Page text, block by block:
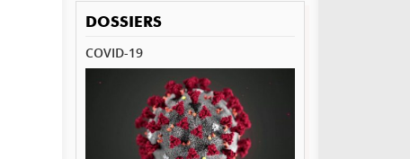
DOSSIERS
COVID-19